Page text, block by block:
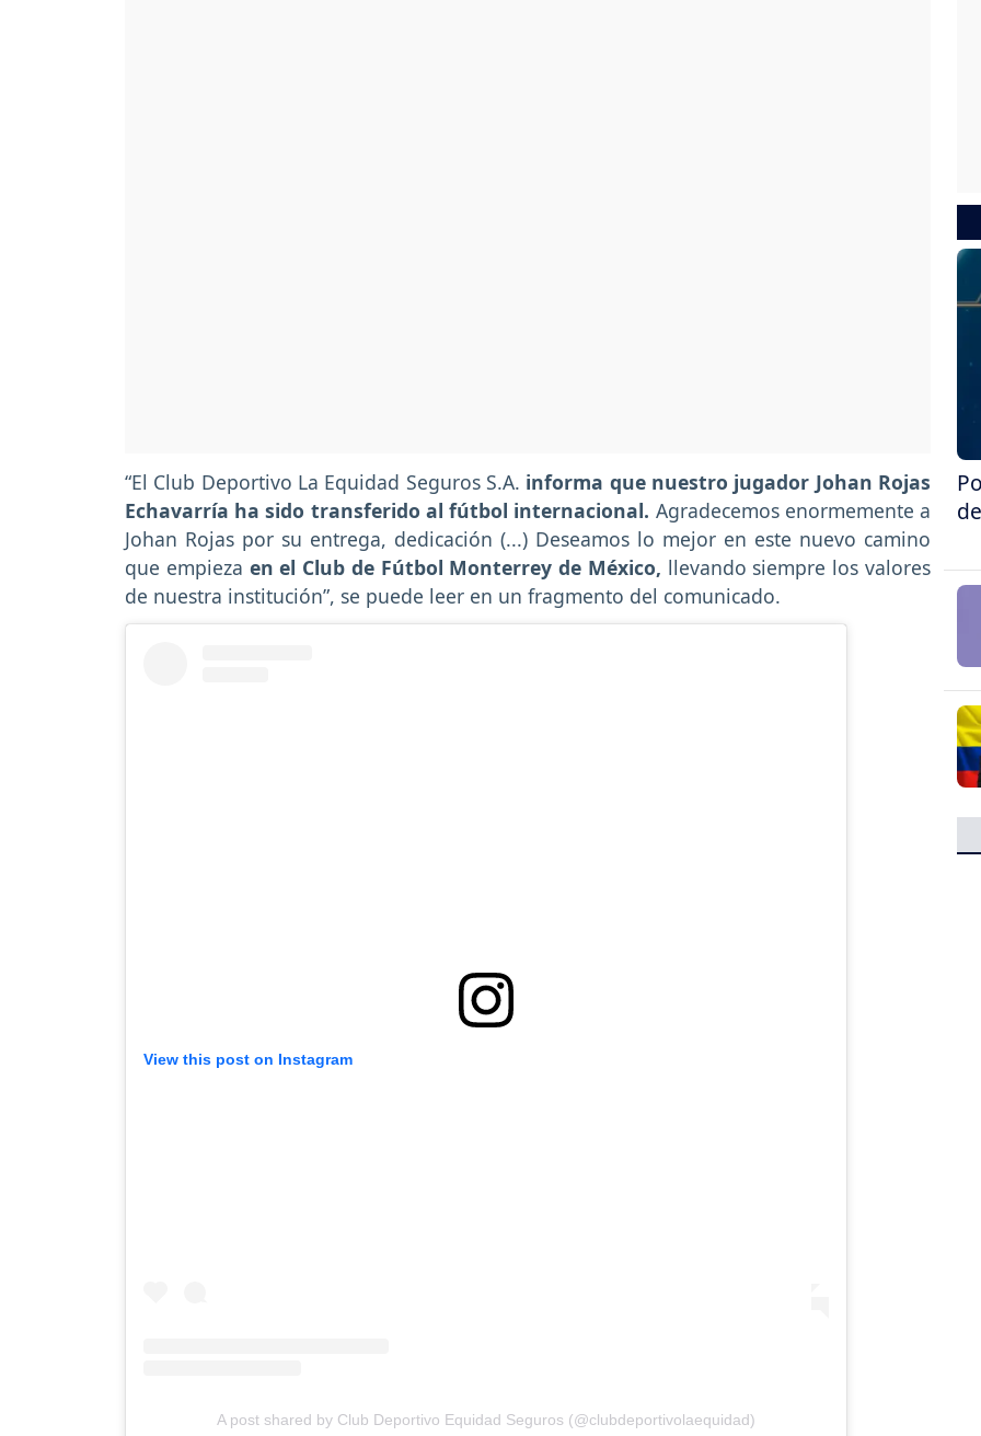
“El Club Deportivo La Equidad Seguros S.A. informa que nuestro jugador Johan Rojas
Echavarría ha sido transferido al fútbol internacional. Agradecemos enormemente a
Johan Rojas por su entrega, dedicación (...) Deseamos lo mejor en este nuevo camino
que empieza en el Club de Fútbol Monterrey de México, llevando siempre los valores
de nuestra institución”, se puede leer en un fragmento del comunicado.
View this post on Instagram
A post shared by Club Deportivo Equidad Seguros (@clubdeportivolaequidad)